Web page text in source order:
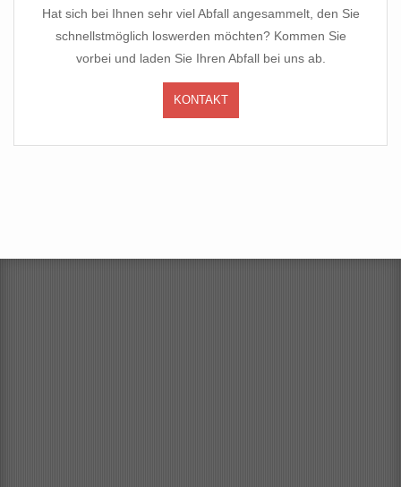
Hat sich bei Ihnen sehr viel Abfall angesammelt, den Sie
schnellstmöglich loswerden möchten? Kommen Sie
vorbei und laden Sie Ihren Abfall bei uns ab.
KONTAKT